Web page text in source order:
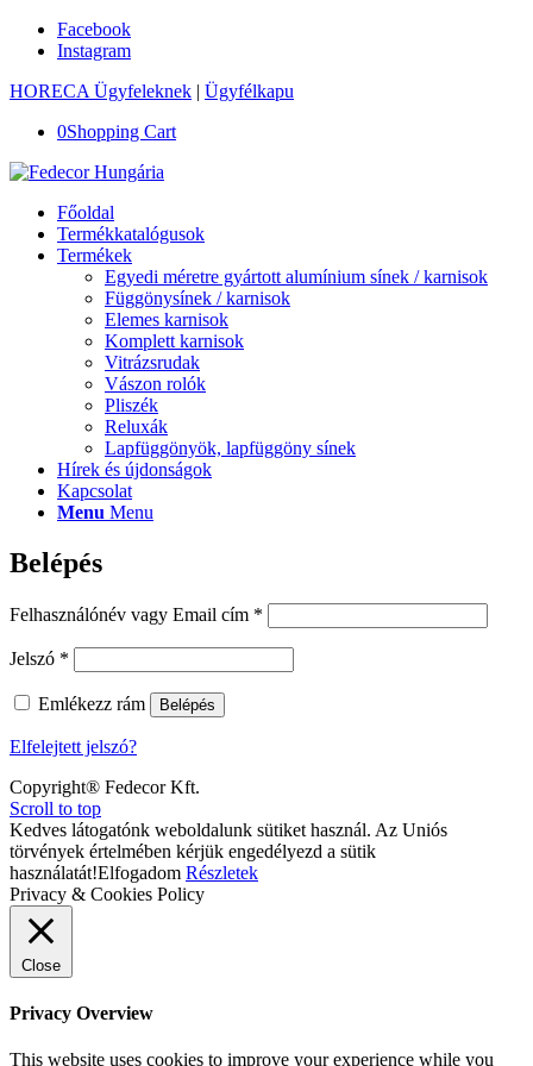
Facebook
Instagram
HORECA Ügyfeleknek | Ügyfélkapu
0Shopping Cart
Főoldal
Termékkatalógusok
Termékek
Egyedi méretre gyártott alumínium sínek / karnisok
Függönysínek / karnisok
Elemes karnisok
Komplett karnisok
Vitrázsrudak
Vászon rolók
Pliszék
Reluxák
Lapfüggönyök, lapfüggöny sínek
Hírek és újdonságok
Kapcsolat
Menu Menu
Belépés
Felhasználónév vagy Email cím *
Jelszó *
Emlékezz rám Belépés
Elfelejtett jelszó?
Copyright® Fedecor Kft.
Scroll to top
Kedves látogatónk weboldalunk sütiket használ. Az Uniós
törvények értelmében kérjük engedélyezd a sütik
használatát!Elfogadom Részletek
Privacy & Cookies Policy
Close
Privacy Overview
This website uses cookies to improve your experience while you